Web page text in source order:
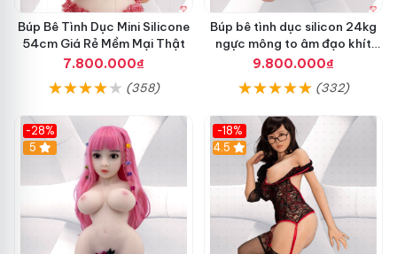
Búp Bê Tình Dục Mini Silicone
54cm Giá Rẻ Mềm Mại Thật
7.800.000₫
(358)
Búp bê tình dục silicon 24kg
ngực mông to âm đạo khít
thật giá tốt
9.800.000₫
(332)
-28%
5
-18%
4.5